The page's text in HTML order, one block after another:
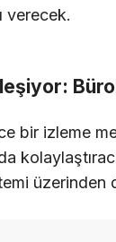
verecek.
bir izleme
da